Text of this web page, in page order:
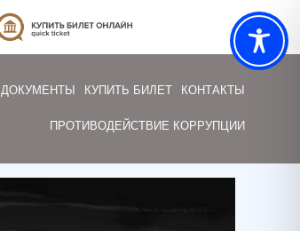
ДОКУМЕНТЫ КУПИТЬ БИЛЕТ КОНТАКТЫ
ПРОТИВОДЕЙСТВИЕ КОРРУПЦИИ